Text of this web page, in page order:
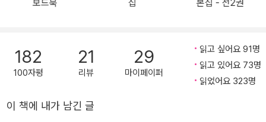
는 그녀의 삶을 설화의 형태로 비추는 거울 또는 수정구가 되어, 좀처
니에게 읽어 주는 대목에 등장하는 벌레들은 그보다 앞서 해준이 서
래에게 들려준 시체 먹는 벌레 이야기에 등장했던 것들이고, 이는 서
래의 삶에서 해준이 차지하는 비중이 높아졌음을 암시한다. 하지만
살인과 추락으로 끝나는 이 짧은 일화는 그 직후 해준이 서래의 살인
보드북
집
본집 - 전2권
182
100자평
21
리뷰
29
마이페이퍼
읽고 싶어요 91명
읽고 있어요 73명
읽었어요 323명
이 책에 내가 남긴 글